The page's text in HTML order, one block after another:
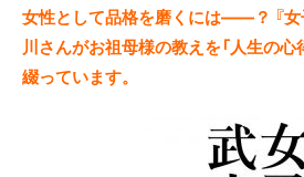
女性として品格を磨くには――？ 『女
川さんがお祖母様の教えを「人生の心
綴っています。